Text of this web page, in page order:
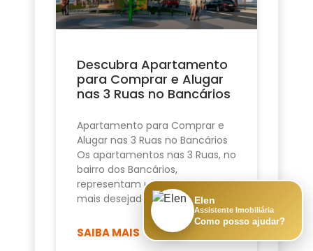
Descubra Apartamento
para Comprar e Alugar
nas 3 Ruas no Bancários
Apartamento para Comprar e
Alugar nas 3 Ruas no Bancários
Os apartamentos nas 3 Ruas, no
bairro dos Bancários,
representam uma das opções
mais desejadas de
SAIBA MAIS
Elen
Assistente Imobiliária
Como posso ajudar?